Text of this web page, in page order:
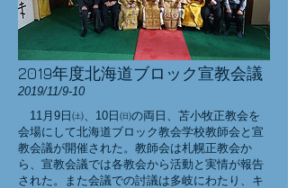
2019年度北海道ブロック宣教会議
2019/11/9-10
11月9日㈯、10日㈰の両日、苫小牧正教会を
会場にして北海道ブロック教会学校教師会と宣
教会議が開催された。教師会は札幌正教会か
ら、宣教会議では各教会から活動と実情が報告
された。また会議での討議は多岐にわたり、キ